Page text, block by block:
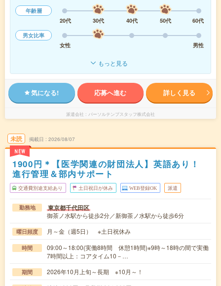
年齢層
20代
30代 40代 50代
60代
男女比率
女性
男性
もっと見る
気になる! 応募へ進む 詳しく見る
派遣会社 パーソルテンプスタッフ株式会社
未読
NEW
掲載日 2026/08/07
1900円＊【医学関連の財団法人】英語あり！
進行管理＆部内サポート
交通費別途支給あり 土日祝日が休み WEB登録OK 派遣
勤務地 東京都千代田区
御茶ノ水駅から徒歩2分／新御茶ノ水駅から徒歩6分
曜日頻度 月～金（週5日） ※土日祝休み
時間
09:00～18:00(実働8時間 休憩1時間)※9時～18時の間で実働
7時間以上：コアタイム10－…
期間 2026年10月上旬～長期 ※10月～！